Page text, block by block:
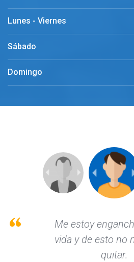
Lunes - Vierne
Sábado
Domingo
Me estoy
vida y de esto no
quitar.